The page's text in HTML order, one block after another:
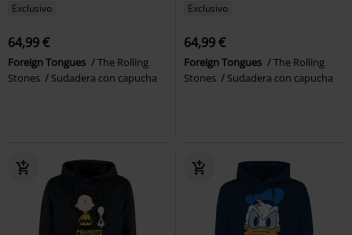
Exclusivo
64,99 €
Foreign Tongues
The Rolling
Stones
Sudadera con capucha
Exclusivo
64,99 €
Foreign Tongues
The Rolling
Stones
Sudadera con capucha